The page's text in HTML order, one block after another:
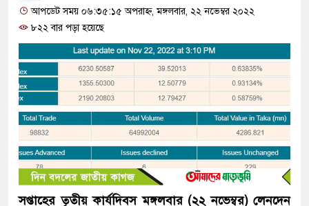
আপডেট সময় ০৬:৩৫:১৫ অপরাহ্ন, মঙ্গলবার, ২২ নভেম্বর ২০২২
৮২২ বার পড়া হয়েছে
সপ্তাহের তৃতীয় কার্যদিবস মঙ্গলবার (২২ নভেম্বর) লেনদেন